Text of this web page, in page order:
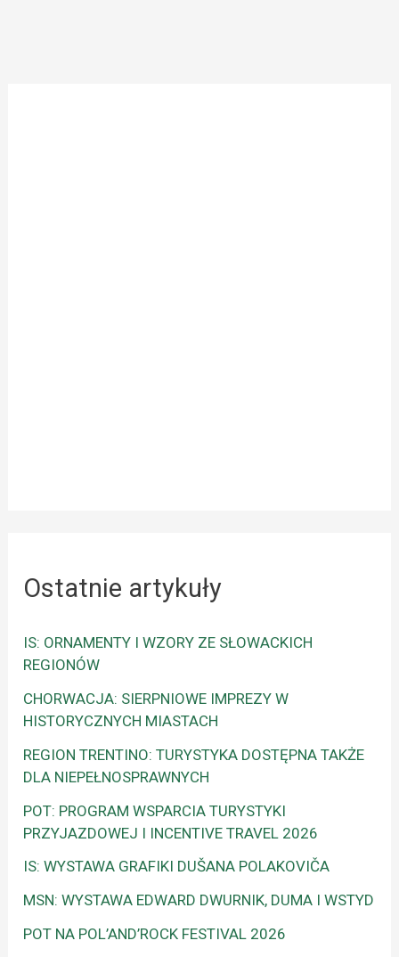
Ostatnie artykuły
IS: ORNAMENTY I WZORY ZE SŁOWACKICH
REGIONÓW
CHORWACJA: SIERPNIOWE IMPREZY W
HISTORYCZNYCH MIASTACH
REGION TRENTINO: TURYSTYKA DOSTĘPNA TAKŻE
DLA NIEPEŁNOSPRAWNYCH
POT: PROGRAM WSPARCIA TURYSTYKI
PRZYJAZDOWEJ I INCENTIVE TRAVEL 2026
IS: WYSTAWA GRAFIKI DUŠANA POLAKOVIČA
MSN: WYSTAWA EDWARD DWURNIK, DUMA I WSTYD
POT NA POL’AND’ROCK FESTIVAL 2026